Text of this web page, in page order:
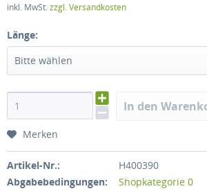
inkl. MwSt.zzgl. Versandkosten
Länge:
Bitte wählen
In den
Merken
Artikel-Nr.:
H400390
Abgabebedingungen:
Shopkategorie 0